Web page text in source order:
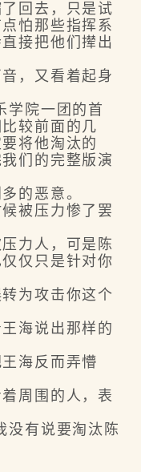
回去，只是试
怕那些指挥系
接把他们撵出
，又看着起身
院一团的首
较前面的几
将他淘汰的
们的完整版演
的恶意。
被压力惨了罢
力人，可是陈
仅只是针对你
为攻击你这个
海说出那样的
海反而弄懵
周围的人，表
有说要淘汰陈